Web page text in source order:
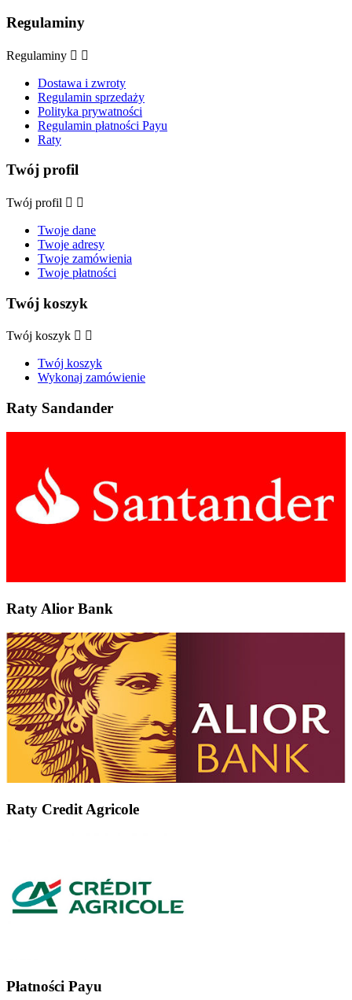
Regulaminy
Regulaminy  
Dostawa i zwroty
Regulamin sprzedaży
Polityka prywatności
Regulamin płatności Payu
Raty
Twój profil
Twój profil  
Twoje dane
Twoje adresy
Twoje zamówienia
Twoje płatności
Twój koszyk
Twój koszyk  
Twój koszyk
Wykonaj zamówienie
Raty Sandander
Raty Alior Bank
Raty Credit Agricole
Płatności Payu